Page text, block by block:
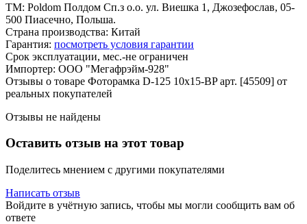
ТМ: Poldom Полдом Сп.з о.о. ул. Виешка 1, Джозефослав, 05-
500 Пиасечно, Польша.
Страна производства: Китай
Гарантия: посмотреть условия гарантии
Срок эксплуатации, мес.-не ограничен
Импортер: ООО "Мегафрэйм-928"
Отзывы о товаре Фоторамка D-125 10x15-BP арт. [45509] от
реальных покупателей
Отзывы не найдены
Оставить отзыв на этот товар
Поделитесь мнением с другими покупателями
Написать отзыв
Войдите в учётную запись, чтобы мы могли сообщить вам об
ответе